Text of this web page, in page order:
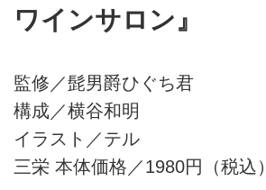
ワインサロン』
監修／髭男爵ひぐち君
構成／横谷和明
イラスト／テル
三栄 本体価格／1980円（税込）